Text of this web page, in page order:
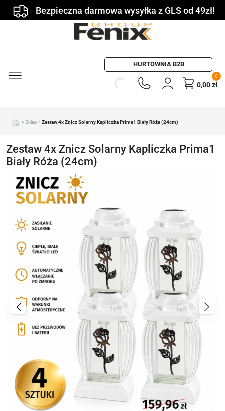
Bezpieczna darmowa wysyłka z GLS od 49zł!
HURTOWNIA B2B
0
0,00zł
» Sklep » Zestaw 4x Znicz Solarny Kapliczka Prima1 Biały Róża (24cm)
Zestaw 4x Znicz Solarny Kapliczka Prima1
Biały Róża (24cm)